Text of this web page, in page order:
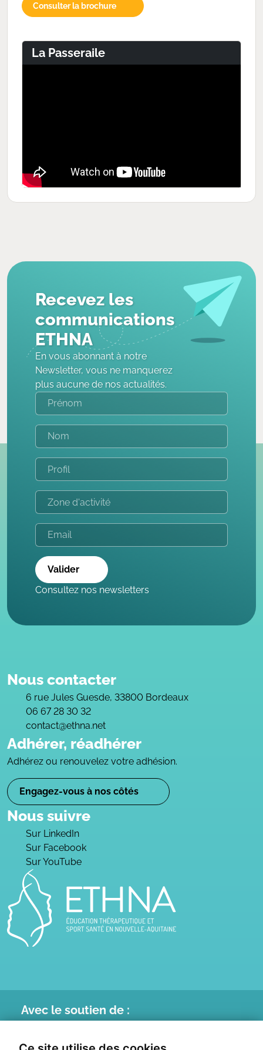
Consulter la brochure
La Passeraile
Recevez les
communications
ETHNA
En vous abonnant à notre
Newsletter, vous ne manquerez
plus aucune de nos actualités.
Valider
Consultez nos newsletters
Nous contacter
6 rue Jules Guesde, 33800 Bordeaux
06 67 28 30 32
contact@ethna.net
Adhérer, réadhérer
Adhérez ou renouvelez votre adhésion.
Engagez-vous à nos côtés
Nous suivre
Sur LinkedIn
Sur Facebook
Sur YouTube
Avec le soutien de :